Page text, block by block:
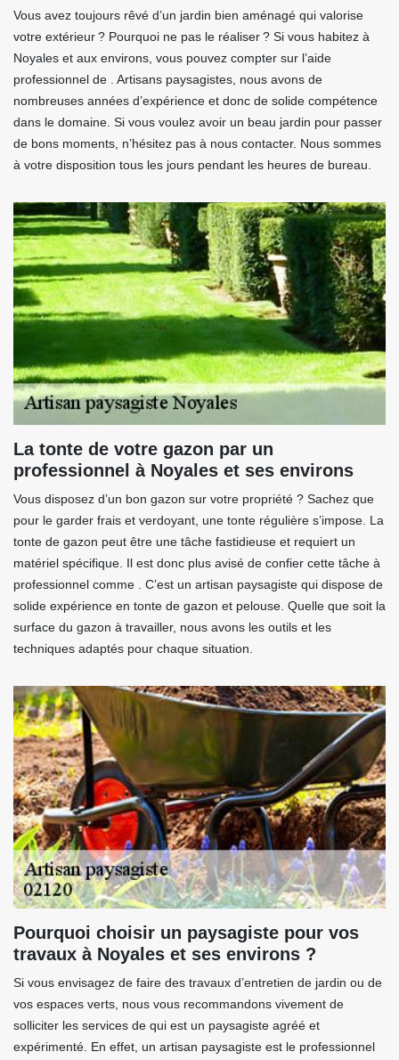
Vous avez toujours rêvé d’un jardin bien aménagé qui valorise
votre extérieur ? Pourquoi ne pas le réaliser ? Si vous habitez à
Noyales et aux environs, vous pouvez compter sur l’aide
professionnel de . Artisans paysagistes, nous avons de
nombreuses années d’expérience et donc de solide compétence
dans le domaine. Si vous voulez avoir un beau jardin pour passer
de bons moments, n’hésitez pas à nous contacter. Nous sommes
à votre disposition tous les jours pendant les heures de bureau.
La tonte de votre gazon par un
professionnel à Noyales et ses environs
Vous disposez d’un bon gazon sur votre propriété ? Sachez que
pour le garder frais et verdoyant, une tonte régulière s’impose. La
tonte de gazon peut être une tâche fastidieuse et requiert un
matériel spécifique. Il est donc plus avisé de confier cette tâche à
professionnel comme . C’est un artisan paysagiste qui dispose de
solide expérience en tonte de gazon et pelouse. Quelle que soit la
surface du gazon à travailler, nous avons les outils et les
techniques adaptés pour chaque situation.
Pourquoi choisir un paysagiste pour vos
travaux à Noyales et ses environs ?
Si vous envisagez de faire des travaux d’entretien de jardin ou de
vos espaces verts, nous vous recommandons vivement de
solliciter les services de qui est un paysagiste agréé et
expérimenté. En effet, un artisan paysagiste est le professionnel